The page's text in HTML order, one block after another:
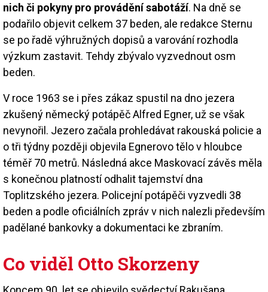
nich či pokyny pro provádění sabotáží. Na dně se
podařilo objevit celkem 37 beden, ale redakce Sternu
se po řadě výhružných dopisů a varování rozhodla
výzkum zastavit. Tehdy zbývalo vyzvednout osm
beden.
V roce 1963 se i přes zákaz spustil na dno jezera
zkušený německý potápěč Alfred Egner, už se však
nevynořil. Jezero začala prohledávat rakouská policie a
o tři týdny později objevila Egnerovo tělo v hloubce
téměř 70 metrů. Následná akce Maskovací závěs měla
s konečnou platností odhalit tajemství dna
Toplitzského jezera. Policejní potápěči vyzvedli 38
beden a podle oficiálních zpráv v nich nalezli především
padělané bankovky a dokumentaci ke zbraním.
Co viděl Otto Skorzeny